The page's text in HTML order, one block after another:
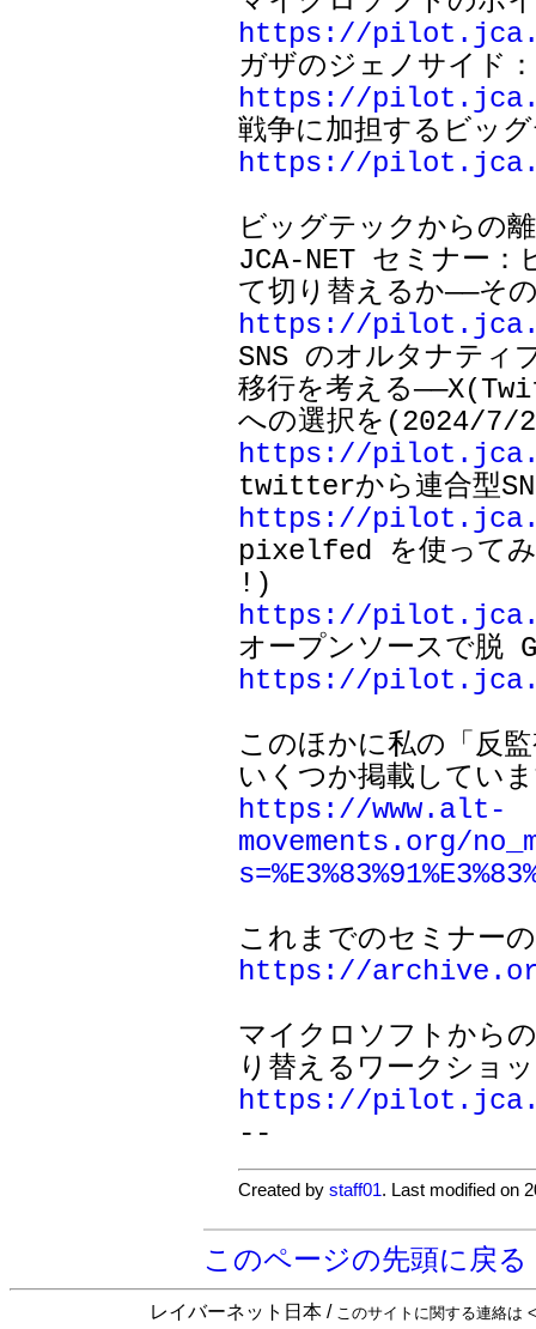
https://
https://
https://
ビッグテックからの
JCA-NET セミナー：
https://
SNS のオルタナティ
移行を考える
https://
https://
pixelfed を使ってみ
https://
https://
このほかに私の「反
https://www.alt-
movements.org/
https://
マイクロソフトから
https://
--
Created bystaff01. Last modified on
このページの先頭に戻る
レイバーネット日本 / このサイトに関する連絡は